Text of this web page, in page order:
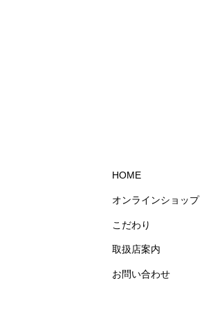
HOME
オンラインショップ
こだわり
取扱店案内
お問い合わせ